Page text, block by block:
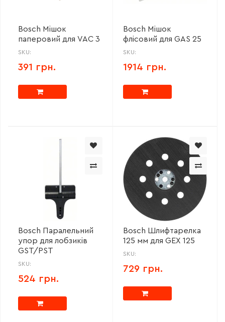
Bosch Мішок
паперовий для VAC 3
SKU:
391 грн.
Bosch Мішок
флісовий для GAS 25
SKU:
1914 грн.
Bosch Паралельний
упор для лобзиків
GST/PST
SKU:
524 грн.
Bosch Шлифтарелка
125 мм для GEX 125
SKU:
729 грн.